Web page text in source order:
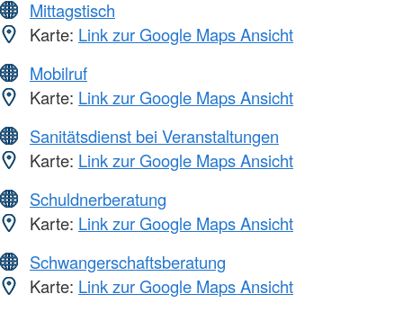
Mittagstisch
Karte: Link zur Google Maps Ansicht
Mobilruf
Karte: Link zur Google Maps Ansicht
Sanitätsdienst bei Veranstaltungen
Karte: Link zur Google Maps Ansicht
Schuldnerberatung
Karte: Link zur Google Maps Ansicht
Schwangerschaftsberatung
Karte: Link zur Google Maps Ansicht